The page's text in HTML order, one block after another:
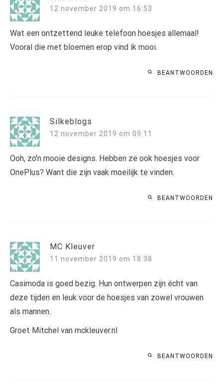
12 november 2019 om 16:53
Wat een ontzettend leuke telefoon hoesjes allemaal!
Vooral die met bloemen erop vind ik mooi.
BEANTWOORDEN
Silkeblogs
12 november 2019 om 09:11
Ooh, zo'n mooie designs. Hebben ze ook hoesjes voor
OnePlus? Want die zijn vaak moeilijk te vinden.
BEANTWOORDEN
MC Kleuver
11 november 2019 om 18:38
Casimoda is goed bezig. Hun ontwerpen zijn écht van
deze tijden en leuk voor de hoesjes van zowel vrouwen
als mannen.
Groet Mitchel van mckleuver.nl
BEANTWOORDEN